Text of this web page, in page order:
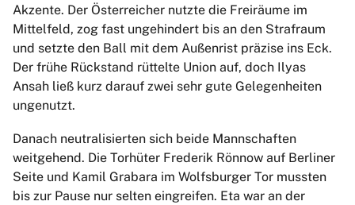
Akzente. Der Österreicher nutzte die Freiräume im
Mittelfeld, zog fast ungehindert bis an den Strafraum
und setzte den Ball mit dem Außenrist präzise ins Eck.
Der frühe Rückstand rüttelte Union auf, doch Ilyas
Ansah ließ kurz darauf zwei sehr gute Gelegenheiten
ungenutzt.
Danach neutralisierten sich beide Mannschaften
weitgehend. Die Torhüter Frederik Rönnow auf Berliner
Seite und Kamil Grabara im Wolfsburger Tor mussten
bis zur Pause nur selten eingreifen. Eta war an der